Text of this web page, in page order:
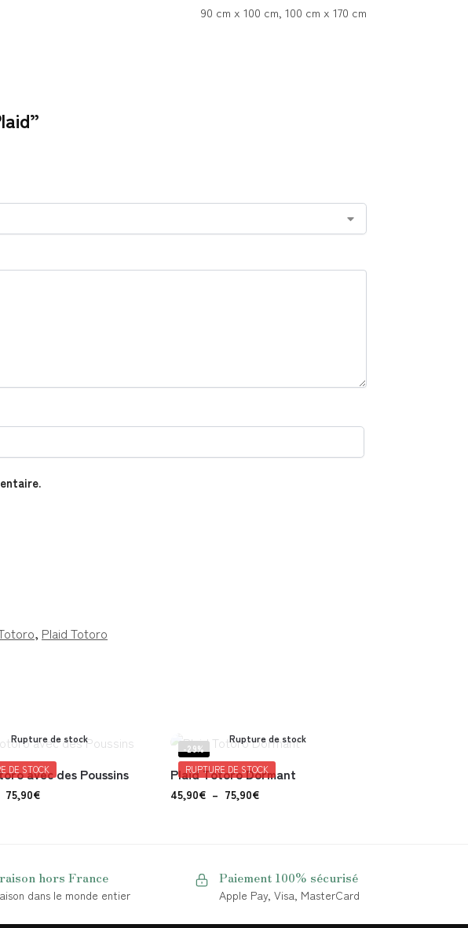
90 cm x 100 cm, 100 cm x 170 cm
, Plaid Totoro
DE STOCK
Rupture de stock
avec des Poussins
75,90€
-29%
RUPTURE DE STOCK
Rupture de stock
Plaid Totoro Dormant
45,90€ – 75,90€
hors France
dans le monde entier
Paiement 100% sécurisé
Apple Pay, Visa, MasterCard